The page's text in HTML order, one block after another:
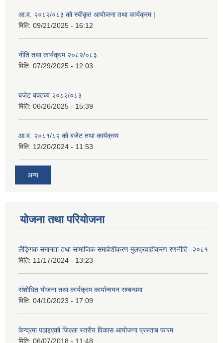
आ.व. २०८२/०८३ को स्वीकृत आयोजना तथा कार्यक्रम |
मिति: 09/21/2025 - 16:12
नीति तथा कार्यक्रम २०८२/०८३
मिति: 07/29/2025 - 12:03
बजेट बक्तव्य २०८२/०८३
मिति: 06/26/2025 - 15:39
आ.व. २०८१/८२ को बजेट तथा कार्यक्रम
मिति: 12/20/2024 - 11:53
अन्य
योजना तथा परियोजना
लैङ्गिक समानता तथा सामाजिक समावेशीकरण मुलप्रवाहीकरण रणनीति -२०८१
मिति: 11/17/2024 - 13:23
संशोधित योजना तथा कार्यक्रम कार्यान्वयन सम्बन्धमा
मिति: 04/10/2023 - 17:09
केन्द्रमा पठाइएको जिल्ला स्तरीय विकास आयोजना प्रस्ताब फारम
मिति: 06/07/2018 - 11:48